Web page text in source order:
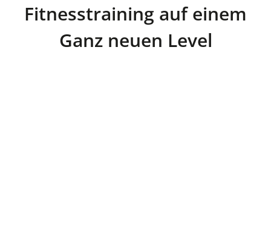
Fitnesstraining auf einem
Ganz neuen Level